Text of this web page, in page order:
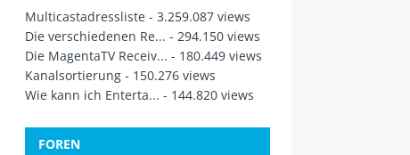
Multicastadressliste - 3.259.087 views
Die verschiedenen Re... - 294.150 views
Die MagentaTV Receiv... - 180.449 views
Kanalsortierung - 150.276 views
Wie kann ich Enterta... - 144.820 views
FOREN